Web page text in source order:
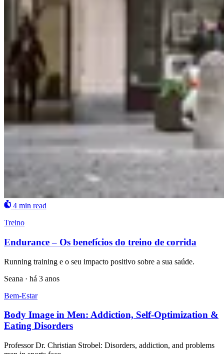
4 min read
Treino
Endurance – Os benefícios do treino de corrida
Running training e o seu impacto positivo sobre a sua saúde.
Seana · há 3 anos
Bem-Estar
Body Image in Men: Addiction, Self-Optimization &
Eating Disorders
Professor Dr. Christian Strobel: Disorders, addiction, and problems